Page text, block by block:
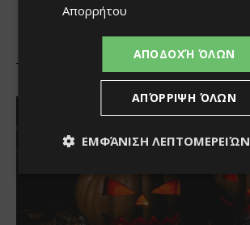
Απορρήτου
ΑΠΟΔΟΧΉ ΌΛΩΝ
ΑΠΌΡΡΙΨΗ ΌΛΩΝ
ΕΜΦΆΝΙΣΗ ΛΕΠΤΟΜΕΡΕΙΏΝ